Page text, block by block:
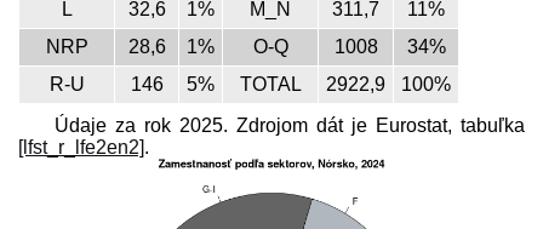
L
32,6 1% M_N 311,7
11%
NRP
28,6 1% O-Q 1008
34%
R-U
146 5% TOTAL 2922,9
100%
Údaje za rok 2025. Zdrojom dát je Eurostat, tabuľka
[lfst_r_lfe2en2].